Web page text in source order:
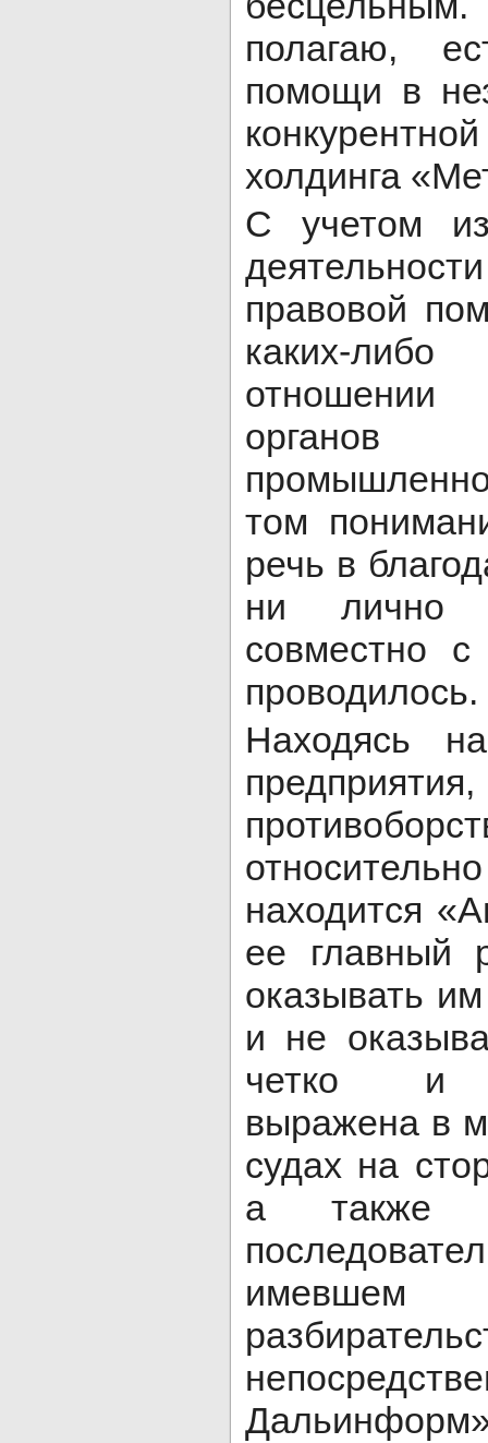
полагаю,
помощи в
холдинга
С учетом
правовой
каких-либо
отношении
органов
том
речь в
ни лично
совместно
проводилось.
Находясь
находится
ее главный
оказывать
и не
четко и
выражена в
судах на
а также
имевшем